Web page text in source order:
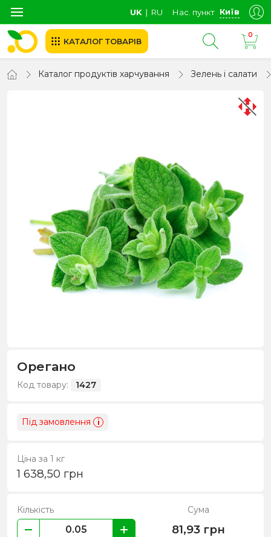
UK ∣ RU Нас. пункт Київ
КАТАЛОГ ТОВАРІВ
0
Каталог продуктів харчування Зелень і салати
Орегано
Код товару: 1427
Під замовлення i
Ціна за 1 кг
1 638,50 грн
Кількість Сума
81,93 грн